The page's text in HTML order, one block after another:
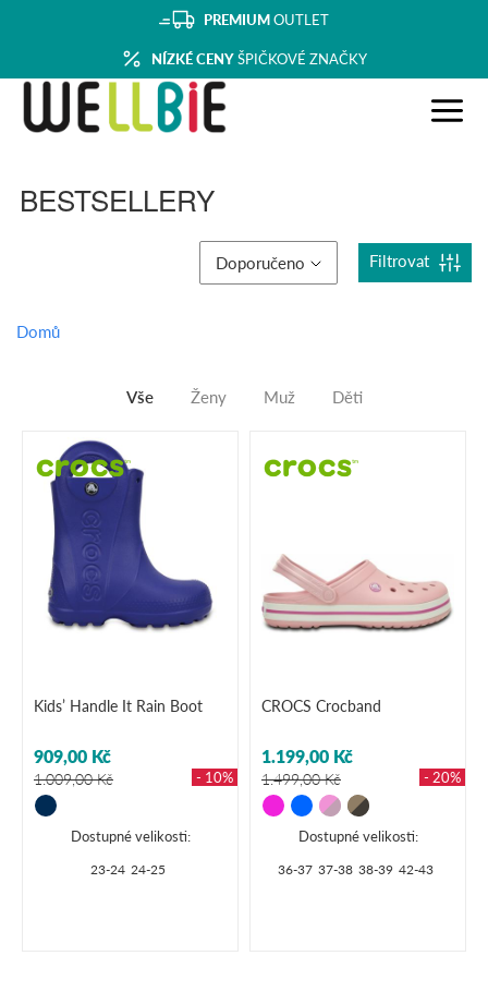
PREMIUMOUTLET
NÍZKÉ CENYŠPIČKOVÉ ZNAČKY
BESTSELLERY
Doporučeno Filtrovat
Domů
Vše Ženy Muž Děti
Kids’ Handle It Rain Boot
909,00 Kč
1.009,00 Kč - 10%
Dostupné velikosti:
23-24 24-25
CROCS Crocband
1.199,00 Kč
1.499,00 Kč - 20%
Dostupné velikosti:
36-37 37-38 38-39 42-43